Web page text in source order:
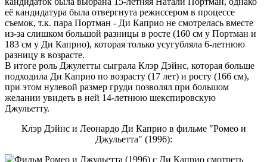
её кандидатура была отвергнута режиссером в процессе
съемок, т.к. пара Портман - Ди Каприо не смотрелась вместе
из-за слишком большой разницы в росте (160 см у Портман и
183 см у Ди Каприо), которая только усугубляла 6-летнюю
разницу в возрасте.
В итоге роль Джулетты сыграла Клэр Дэйнс, которая больше
подходила Ди Каприо по возрасту (17 лет) и росту (166 см),
при этом нулевой размер груди позволял при большом
желании увидеть в ней 14-летнюю шекспировскую
Джульетту.
Клэр Дэйнс и Леонардо Ди Каприо в фильме "Ромео и
Джульетта" (1996):